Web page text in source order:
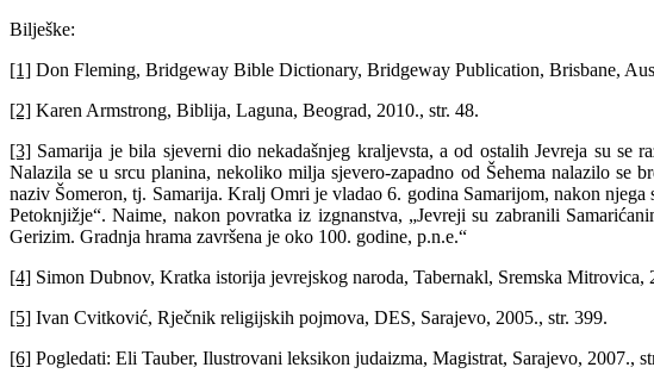
Bilješke:
[1] Don Fleming, Bridgeway Bible Dictionary, Bridgeway Publication, Brisbane,
[2] Karen Armstrong, Biblija, Laguna, Beograd, 2010., str. 48.
[3] Samarija je bila sjeverni dio nekadašnjeg kraljevsta, a od ostalih Jevreja su
Nalazila se u srcu planina, nekoliko milja sjevero-zapadno od Šehema nalazilo
naziv Šomeron, tj. Samarija. Kralj Omri je vladao 6. godina Samarijom, nakon
Petoknjižje“. Naime, nakon povratka iz izgnanstva, „Jevreji su zabranili
Gerizim. Gradnja hrama završena je oko 100. godine, p.n.e.“
[4] Simon Dubnov, Kratka istorija jevrejskog naroda, Tabernakl, Sremska Mitrovica,
[5] Ivan Cvitković, Rječnik religijskih pojmova, DES, Sarajevo, 2005., str. 399.
[6] Pogledati: Eli Tauber, Ilustrovani leksikon judaizma, Magistrat, Sarajevo, 2007.,